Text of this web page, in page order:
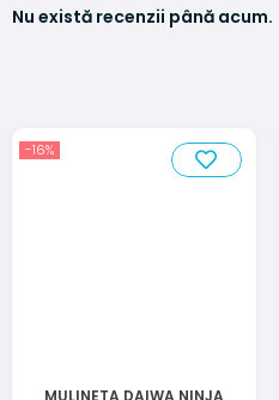
Nu există recenzii până acum.
-16%
MULINETA DAIWA NINJA